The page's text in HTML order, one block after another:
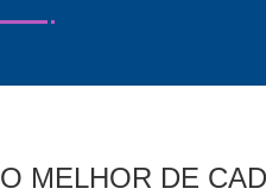
O MELHOR DE